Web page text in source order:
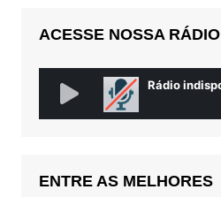
ACESSE NOSSA RÁDIO
ENTRE AS MELHORES